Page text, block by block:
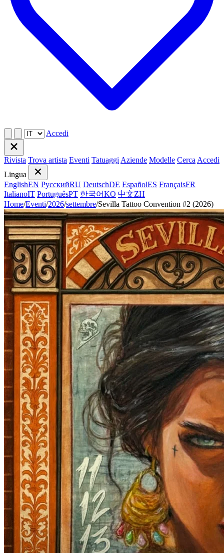
Accedi
Rivista Trova artista Eventi Tatuaggi Aziende Modelle Cerca Accedi
Lingua
EnglishEN РусскийRU DeutschDE EspañolES FrançaisFR
ItalianoIT PortuguêsPT 한국어KO 中文ZH
Home/Eventi/2026/settembre/Sevilla Tattoo Convention #2 (2026)